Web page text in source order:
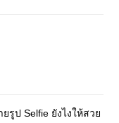
รูป Selfie ยังไงให้สวย